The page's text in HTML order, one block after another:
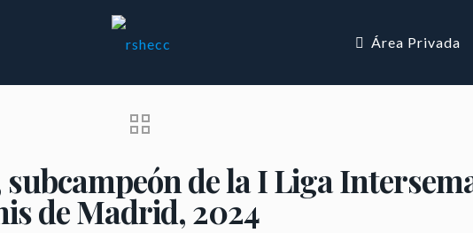
Área Privada
subcampeón de la I Liga
de Madrid, 2024